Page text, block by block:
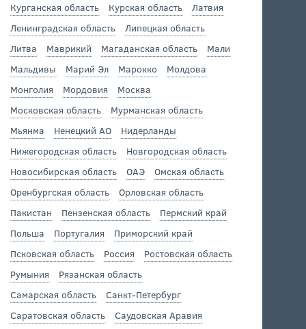
Курганская область
Курская область
Латвия
Ленинградская область
Липецкая область
Литва
Маврикий Магаданская область
Мали
Мальдивы
Марий Эл Марокко
Молдова
Монголия
Мордовия
Москва
Московская область
Мурманская область
Мьянма
Ненецкий АО
Нидерланды
Нижегородская область
Новгородская область
Новосибирская область
ОАЭ
Омская область
Оренбургская область
Орловская область
Пакистан
Пензенская область
Пермский край
Польша
Португалия
Приморский край
Псковская область
Россия
Ростовская область
Румыния
Рязанская область
Самарская область
Санкт-Петербург
Саратовская область
Саудовская Аравия